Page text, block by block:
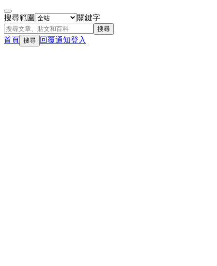
搜尋範圍 關鍵字
搜尋
首頁 搜尋 回覆通知登入